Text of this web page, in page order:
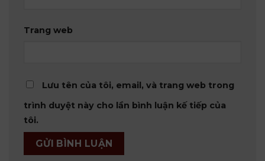
Trang web
Lưu tên của tôi, email, và trang web trong
trình duyệt này cho lần bình luận kế tiếp của
tôi.